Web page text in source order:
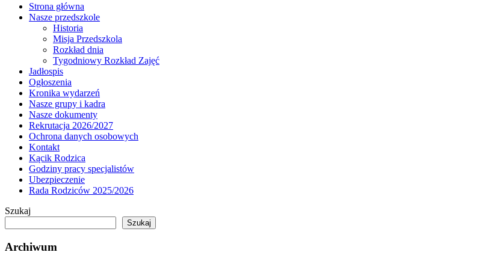
Strona główna
Nasze przedszkole
Historia
Misja Przedszkola
Rozkład dnia
Tygodniowy Rozkład Zajęć
Jadłospis
Ogłoszenia
Kronika wydarzeń
Nasze grupy i kadra
Nasze dokumenty
Rekrutacja 2026/2027
Ochrona danych osobowych
Kontakt
Kącik Rodzica
Godziny pracy specjalistów
Ubezpieczenie
Rada Rodziców 2025/2026
Szukaj
Szukaj
Archiwum